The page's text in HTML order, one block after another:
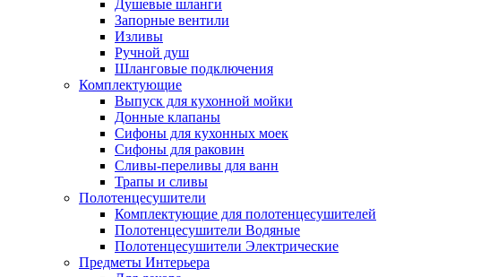
Душевые шланги
Запорные вентили
Изливы
Ручной душ
Шланговые подключения
Комплектующие
Выпуск для кухонной мойки
Донные клапаны
Сифоны для кухонных моек
Сифоны для раковин
Сливы-переливы для ванн
Трапы и сливы
Полотенцесушители
Комплектующие для полотенцесушителей
Полотенцесушители Водяные
Полотенцесушители Электрические
Предметы Интерьера